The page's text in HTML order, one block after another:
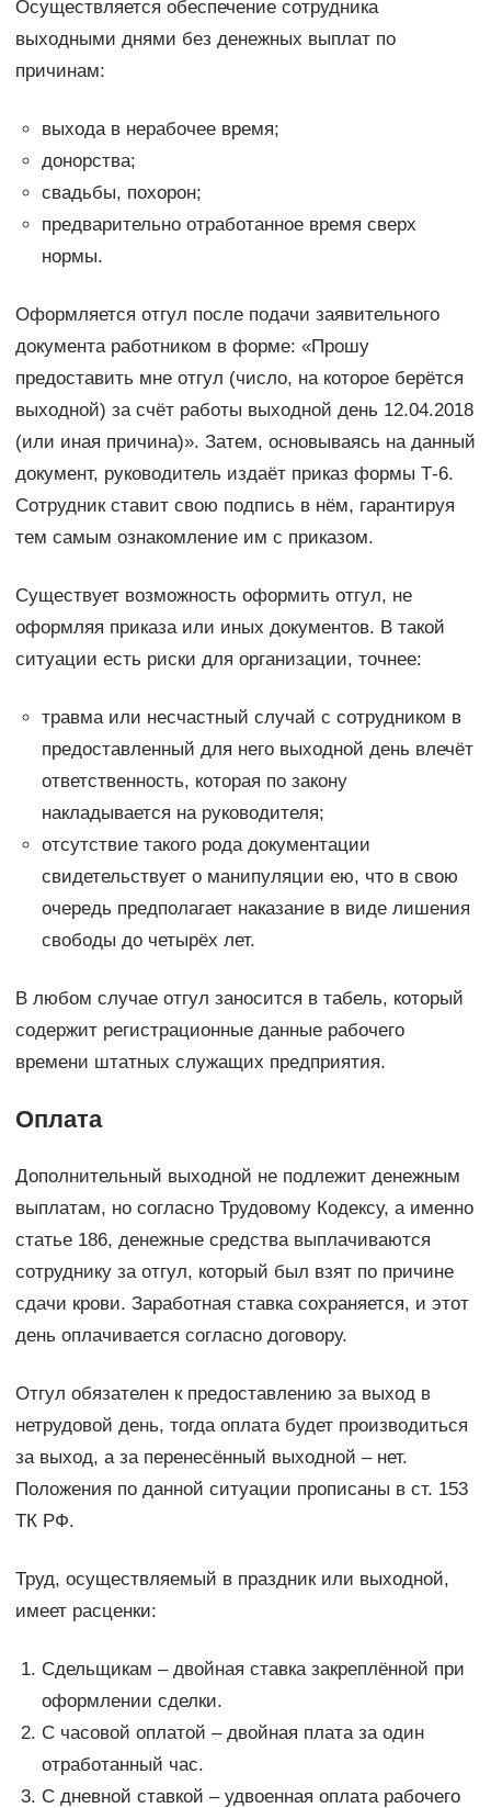
Осуществляется обеспечение сотрудника
выходными днями без денежных выплат по
причинам:
выхода в нерабочее время;
донорства;
свадьбы, похорон;
предварительно отработанное время сверх
нормы.
Оформляется отгул после подачи заявительного
документа работником в форме: «Прошу
предоставить мне отгул (число, на которое берётся
выходной) за счёт работы выходной день 12.04.2018
(или иная причина)». Затем, основываясь на данный
документ, руководитель издаёт приказ формы Т-6.
Сотрудник ставит свою подпись в нём, гарантируя
тем самым ознакомление им с приказом.
Существует возможность оформить отгул, не
оформляя приказа или иных документов. В такой
ситуации есть риски для организации, точнее:
травма или несчастный случай с сотрудником в
предоставленный для него выходной день влечёт
ответственность, которая по закону
накладывается на руководителя;
отсутствие такого рода документации
свидетельствует о манипуляции ею, что в свою
очередь предполагает наказание в виде лишения
свободы до четырёх лет.
В любом случае отгул заносится в табель, который
содержит регистрационные данные рабочего
времени штатных служащих предприятия.
Оплата
Дополнительный выходной не подлежит денежным
выплатам, но согласно Трудовому Кодексу, а именно
статье 186, денежные средства выплачиваются
сотруднику за отгул, который был взят по причине
сдачи крови. Заработная ставка сохраняется, и этот
день оплачивается согласно договору.
Отгул обязателен к предоставлению за выход в
нетрудовой день, тогда оплата будет производиться
за выход, а за перенесённый выходной – нет.
Положения по данной ситуации прописаны в ст. 153
ТК РФ.
Труд, осуществляемый в праздник или выходной,
имеет расценки:
Сдельщикам – двойная ставка закреплённой при
оформлении сделки.
С часовой оплатой – двойная плата за один
отработанный час.
С дневной ставкой – удвоенная оплата рабочего